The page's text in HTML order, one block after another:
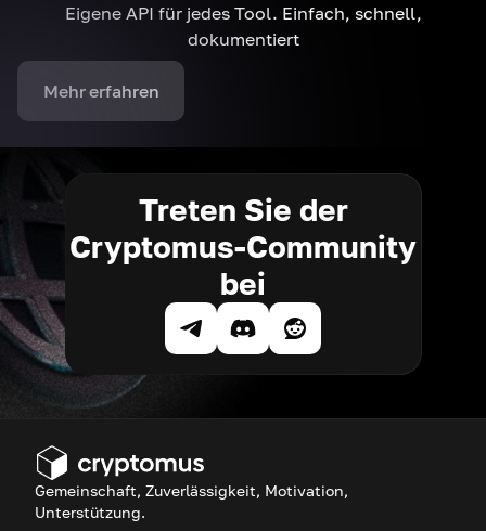
Eigene API für jedes Tool. Einfach, schnell,
dokumentiert
Mehr erfahren
Treten Sie der
Cryptomus-Community
bei
Gemeinschaft, Zuverlässigkeit, Motivation,
Unterstützung.